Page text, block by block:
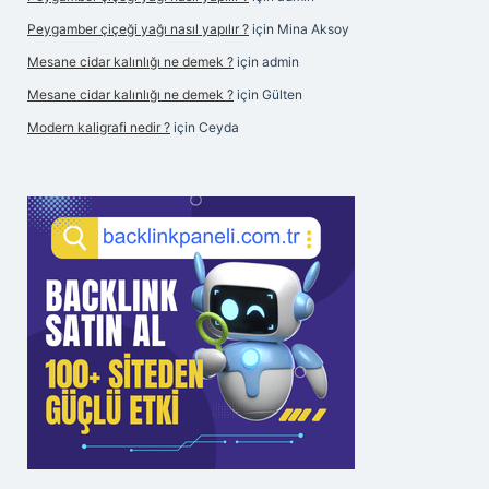
Peygamber çiçeği yağı nasıl yapılır ? için Mina Aksoy
Mesane cidar kalınlığı ne demek ? için admin
Mesane cidar kalınlığı ne demek ? için Gülten
Modern kaligrafi nedir ? için Ceyda